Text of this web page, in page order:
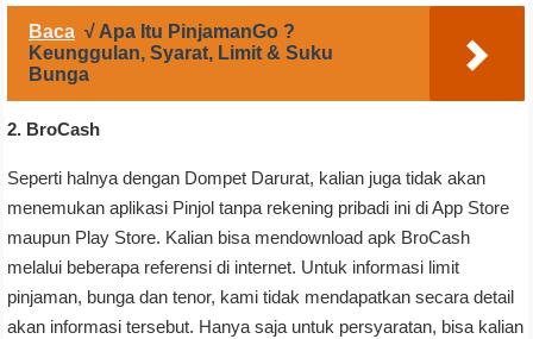
Baca √ Apa Itu PinjamanGo ?
Keunggulan, Syarat, Limit & Suku
Bunga
2. BroCash
Seperti halnya dengan Dompet Darurat, kalian juga tidak akan
menemukan aplikasi Pinjol tanpa rekening pribadi ini di App Store
maupun Play Store. Kalian bisa mendownload apk BroCash
melalui beberapa referensi di internet. Untuk informasi limit
pinjaman, bunga dan tenor, kami tidak mendapatkan secara detail
akan informasi tersebut. Hanya saja untuk persyaratan, bisa kalian